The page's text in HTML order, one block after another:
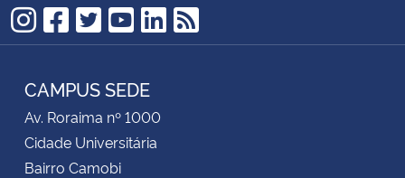
Instagram
Facebook
Twitter
YouTube
LinkedIn
RSS
CAMPUS SEDE
Av. Roraima nº 1000
Cidade Universitária
Bairro Camobi